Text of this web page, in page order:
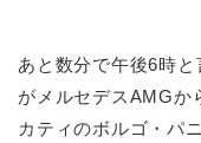
あと数分で午後6時
がメルセデスAMGか
カティのボルゴ・パ